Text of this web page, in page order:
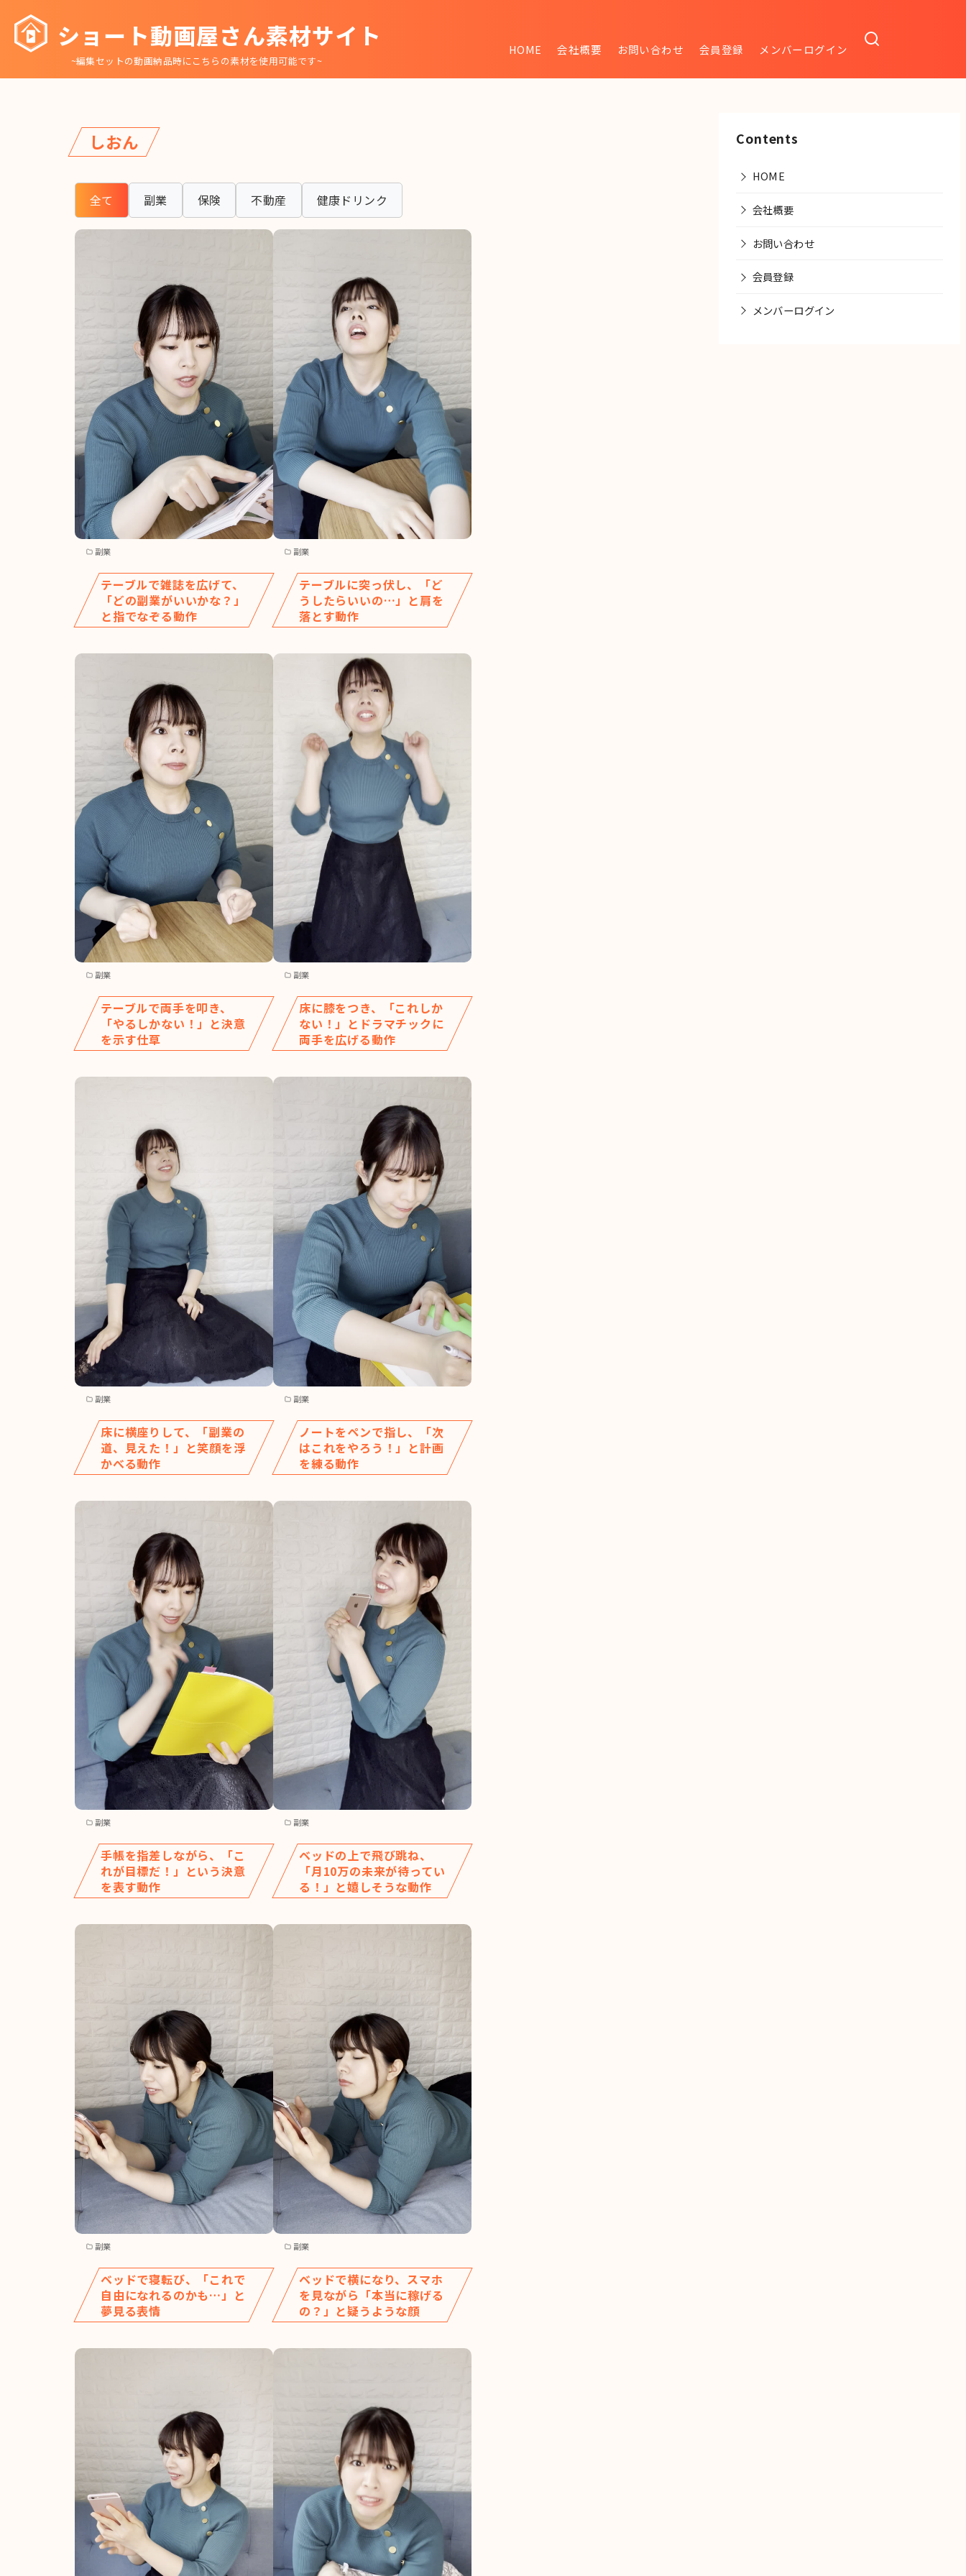
ショート動画屋さん素材サイト
~編集セットの動画納品時にこちらの素材を使用可能です~
HOME 会社概要 お問い合わせ 会員登録 メンバーログイン
しおん
全て 副業 保険 不動産 健康ドリンク
副業
テーブルで雑誌を広げて、
「どの副業がいいかな？」
と指でなぞる動作
副業
テーブルに突っ伏し、「ど
うしたらいいの…」と肩を
落とす動作
副業
テーブルで両手を叩き、
「やるしかない！」と決意
を示す仕草
副業
床に膝をつき、「これしか
ない！」とドラマチックに
両手を広げる動作
副業
床に横座りして、「副業の
道、見えた！」と笑顔を浮
かべる動作
副業
ノートをペンで指し、「次
はこれをやろう！」と計画
を練る動作
副業
手帳を指差しながら、「こ
れが目標だ！」という決意
を表す動作
副業
ベッドの上で飛び跳ね、
「月10万の未来が待ってい
る！」と嬉しそうな動作
副業
ベッドで寝転び、「これで
自由になれるのかも…」と
夢見る表情
副業
ベッドで横になり、スマホ
を見ながら「本当に稼げる
の？」と疑うような顔
Contents
HOME
会社概要
お問い合わせ
会員登録
メンバーログイン